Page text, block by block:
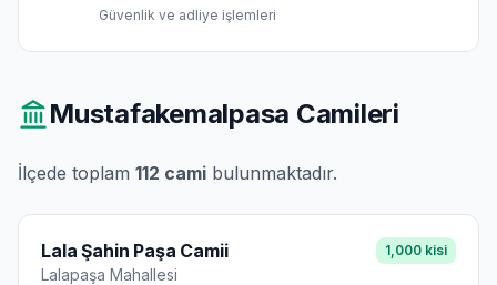
Güvenlik ve adliye işlemleri
Mustafakemalpasa Camileri
İlçede toplam 112 cami bulunmaktadır.
Lala Şahin Paşa Camii
Lalapaşa Mahallesi
1,000 kisi